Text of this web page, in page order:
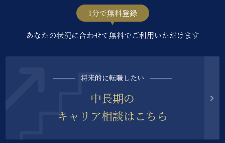
1分で無料登録
あなたの状況に合わせて無料でご利用いただけます
将来的に転職したい
中長期の
キャリア相談はこちら